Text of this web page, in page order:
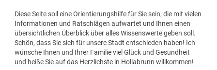
DOWNLOADS & FORMULARE
AMTSTAFEL
FAQ
STADTARCHIV
LERNHILFE & JUGENDARBEIT
BILDUNGSMESSE
FAQ BAUEN & WOHNEN
FORMULARE & DOWNLOADS
FÖRDERUNGEN BAUEN & WOHNEN
VEREINE
SOZIALRATGEBER
FÖRDERUNGEN & FAIRNESSCARD
MOBILITÄT & PARKEN
BAUMKATASTER
ENERGIE
Diese Seite soll eine Orientierungshilfe für Sie sein, die mit vielen
Informationen und Ratschlägen aufwartet und Ihnen einen
übersichtlichen Überblick über alles Wissenswerte geben soll.
Schön, dass Sie sich für unsere Stadt entschieden haben! Ich
wünsche Ihnen und Ihrer Familie viel Glück und Gesundheit
und heiße Sie auf das Herzlichste in Hollabrunn willkommen!